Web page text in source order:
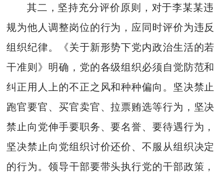
其二，坚持充分评价原则，对于李某某违
规为他人调整岗位的行为，应同时评价为违反
组织纪律。《关于新形势下党内政治生活的若
干准则》明确，党的各级组织必须自觉防范和
纠正用人上的不正之风和种种偏向。坚决禁止
跑官要官、买官卖官、拉票贿选等行为，坚决
禁止向党伸手要职务、要名誉、要待遇行为，
坚决禁止向党组织讨价还价、不服从组织决定
的行为。领导干部要带头执行党的干部政策，